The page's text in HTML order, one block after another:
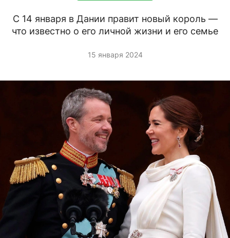
С 14 января в Дании правит новый король —
что известно о его личной жизни и его семье
15 января 2024